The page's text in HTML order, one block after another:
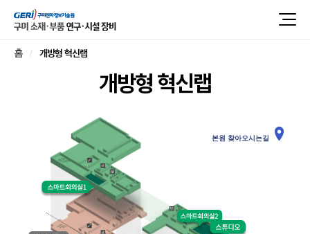
홈 개방형 혁신랩
개방형 혁신랩
본원 찾아오시는길